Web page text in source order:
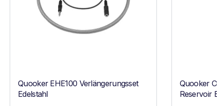
Quooker EHE100 Verlängerungsset
Edelstahl
Quooker
Reservoir